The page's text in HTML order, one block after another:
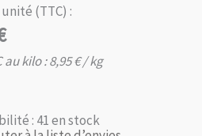
(TTC) :
au kilo :8,95€/ kg
: 41 en stock